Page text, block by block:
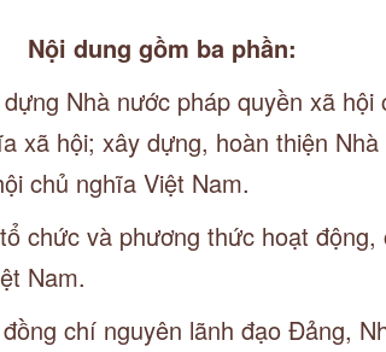
Nội dung gồm ba phần:
Nhà nước pháp quyền xã
xã hội; xây dựng, hoàn thiện
chủ nghĩa Việt Nam.
chức và phương thức hoạt
Nam.
chí nguyên lãnh đạo Đảng,